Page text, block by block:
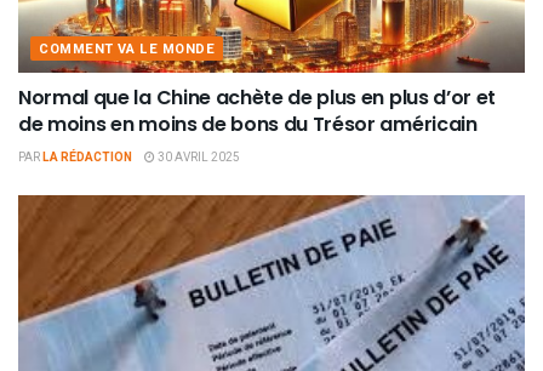
COMMENT VA LE MONDE
Normal que la Chine achète de plus en plus d’or et
de moins en moins de bons du Trésor américain
PARLA RÉDACTION 30 AVRIL 2025